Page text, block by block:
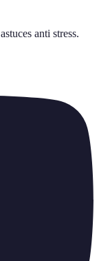
astuces anti stress.